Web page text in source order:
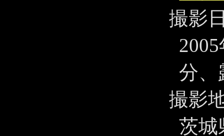
撮影
分、
撮影
茨城